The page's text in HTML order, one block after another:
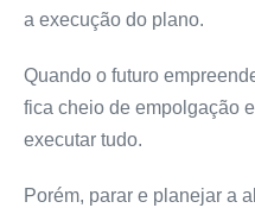
a execução do plano.
Quando o futuro
fica cheio de empolgação
executar tudo.
Porém, parar e planejar a